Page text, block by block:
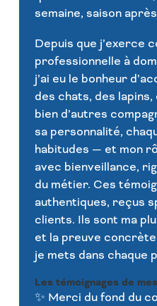
semaine, saison
Depuis que j’exerce
professionnelle à
j’ai eu le bonheur
des chats, des
bien d’autres
sa personnalité,
habitudes — et mon
avec bienveillance,
du métier. Ces
authentiques, reçus
clients. Ils sont ma
et la preuve concrète
je mets dans chaque
Les témoignages de
✨ Merci du fond du